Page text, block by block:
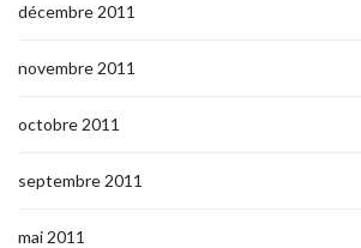
décembre 2011
novembre 2011
octobre 2011
septembre 2011
mai 2011